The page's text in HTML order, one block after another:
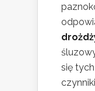
się